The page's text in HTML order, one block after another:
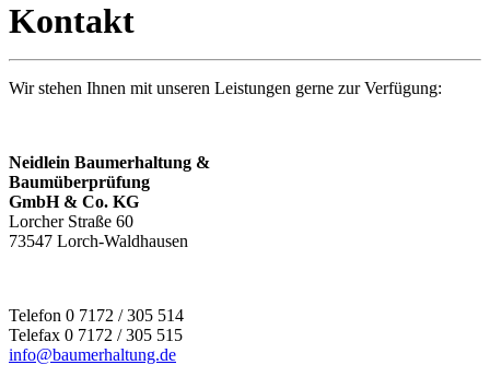
Kontakt
Wir stehen Ihnen mit unseren Leistungen gerne zur Verfügung:
Neidlein Baumerhaltung &
Baumüberprüfung
GmbH & Co. KG
Lorcher Straße 60
73547 Lorch-Waldhausen
Telefon 0 7172 / 305 514
Telefax 0 7172 / 305 515
info@baumerhaltung.de